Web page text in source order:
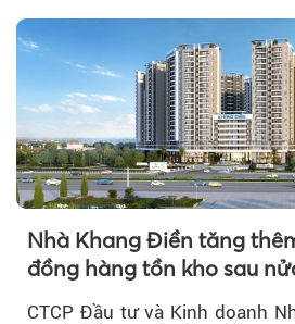
Nhà Khang Điền tăng
đồng hàng tồn kho sau
CTCP Đầu tư và Kinh doanh